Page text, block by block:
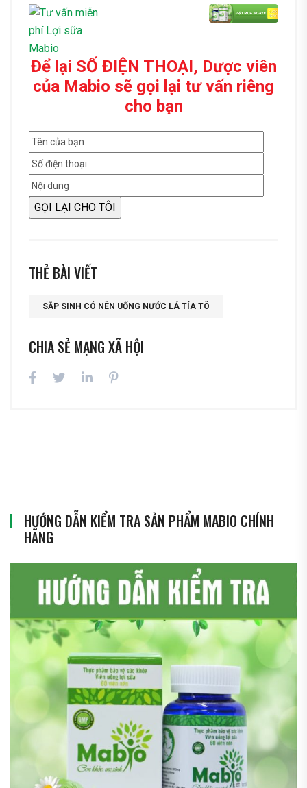
Để lại SỐ ĐIỆN THOẠI, Dược viên
của Mabio sẽ gọi lại tư vấn riêng
cho bạn
THẺ BÀI VIẾT
SẮP SINH CÓ NÊN UỐNG NƯỚC LÁ TÍA TÔ
CHIA SẺ MẠNG XÃ HỘI
HƯỚNG DẪN KIỂM TRA SẢN PHẨM MABIO CHÍNH
HÃNG